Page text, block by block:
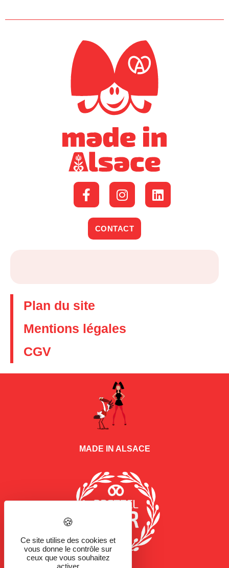
CONTACT
Plan du site
Mentions légales
CGV
MADE IN ALSACE
Ce site utilise des cookies et
vous donne le contrôle sur
ceux que vous souhaitez
activer